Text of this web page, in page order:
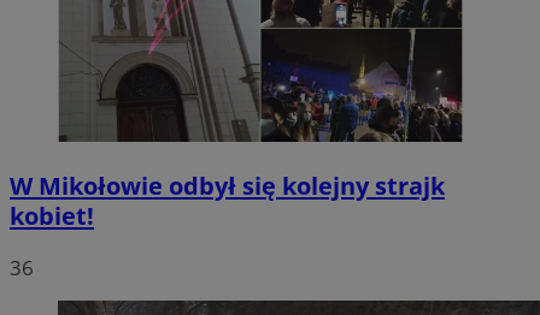
W Mikołowie odbył się kolejny strajk
kobiet!
36